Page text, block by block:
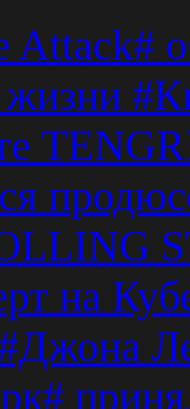
Attack#
на